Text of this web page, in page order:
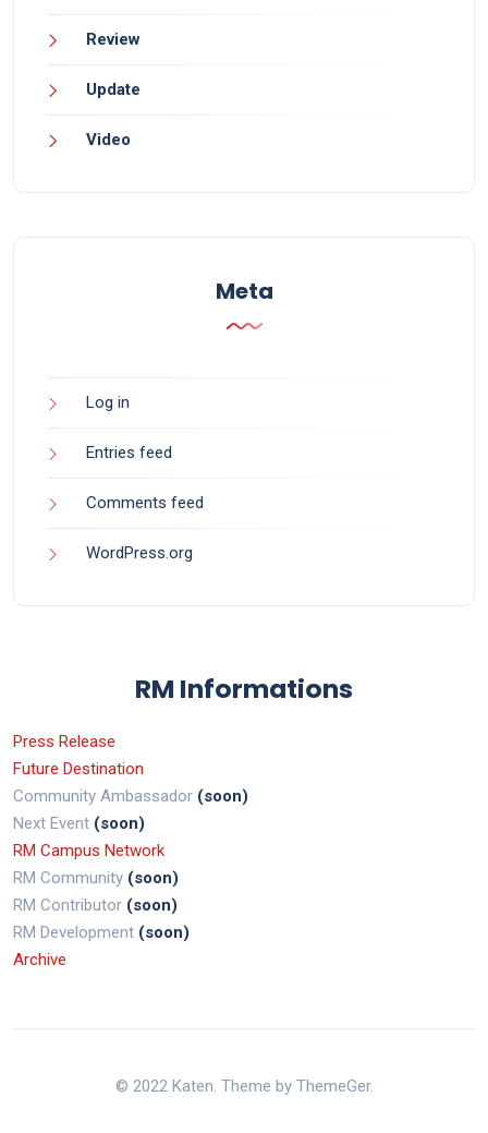
Review
Update
Video
Meta
Log in
Entries feed
Comments feed
WordPress.org
RM Informations
Press Release
Future Destination
Community Ambassador (soon)
Next Event (soon)
RM Campus Network
RM Community (soon)
RM Contributor (soon)
RM Development (soon)
Archive
© 2022 Katen. Theme by ThemeGer.